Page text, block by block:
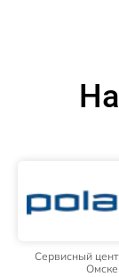
Сервисный
Омске